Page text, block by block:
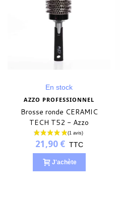
En stock
AZZO PROFESSIONNEL
Brosse ronde CERAMIC
TECH T52 - Azzo
Professionnel
21,90 € TTC
J'achète